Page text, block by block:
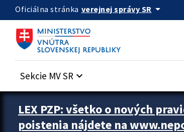
Preskocit na hlavný obsah
Oficiálna stránka verejnej správy SR arrow_drop_down
Sekcie MV SR keyboard_arrow_down
Zastavit automatický posun upútavok
LEX PZP: všetko o nových
poistenia nájdete na